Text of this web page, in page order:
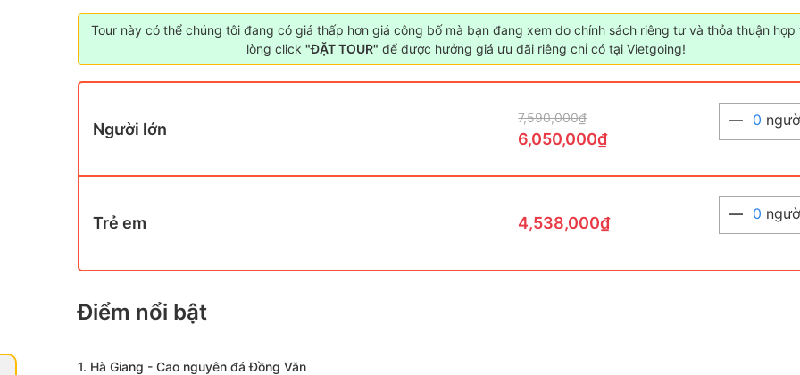
Tour này có thể chúng tôi đang có giá thấp hơn giá công bố mà bạn đang xem do chính sách riêng tư và thỏa thuận hợp
lòng click "ĐẶT TOUR" để được hưởng giá ưu đãi riêng chỉ có tại Vietgoing!
Người lớn
7,590,000₫
6,050,000₫
0
Trẻ em 4,538,000₫ 0
Điểm nổi bật
1. Hà Giang - Cao nguyên đá Đồng Văn